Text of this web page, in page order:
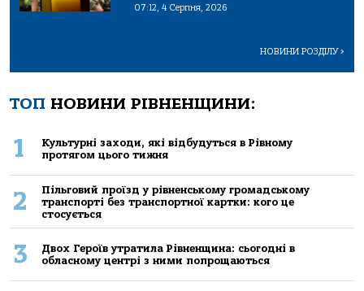
07:12, 4 Серпня, 2026
НОВИНИ РОЗДІЛУ>
ТОП НОВИНИ РІВНЕНЩИНИ:
1
Культурні заходи, які відбудуться в Рівному
протягом цього тижня
2
Пільговий проїзд у рівненському громадському
транспорті без транспортної картки: кого це
стосується
3
Двох Героїв утратила Рівненщина: сьогодні в
обласному центрі з ними попрощаються